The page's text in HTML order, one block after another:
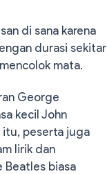
di sana karena
durasi sekitar
mata.
George
kecil John
itu, peserta juga
lirik dan
Beatles biasa